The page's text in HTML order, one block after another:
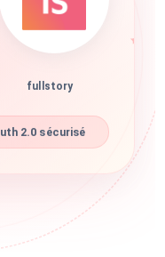
fullstory
2.0 sécurisé